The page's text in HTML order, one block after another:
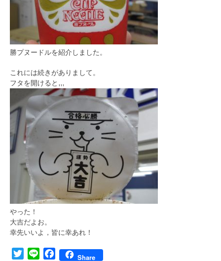
勝プヌードルを紹介しました。
これには続きがありまして。
フタを開けると,,,
やった！
大吉だよお。
幸先いいよ，皆に幸あれ！
TwitterLine FacebookShare